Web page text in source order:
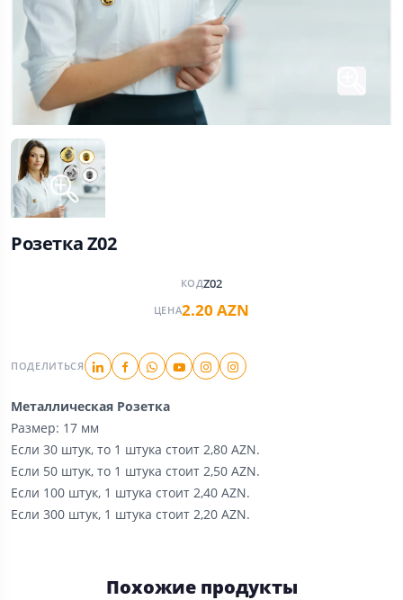
Розетка Z02
КОДZ02
ЦЕНА2.20 AZN
ПОДЕЛИТЬСЯ
Металлическая Розетка
Размер: 17 мм
Если 30 штук, то 1 штука стоит 2,80 AZN.
Если 50 штук, то 1 штука стоит 2,50 AZN.
Если 100 штук, 1 штука стоит 2,40 AZN.
Если 300 штук, 1 штука стоит 2,20 AZN.
Похожие продукты